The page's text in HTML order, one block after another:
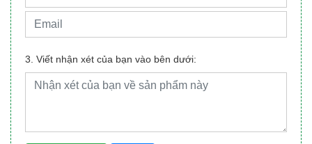
3. Viết nhận xét của bạn vào bên dưới: